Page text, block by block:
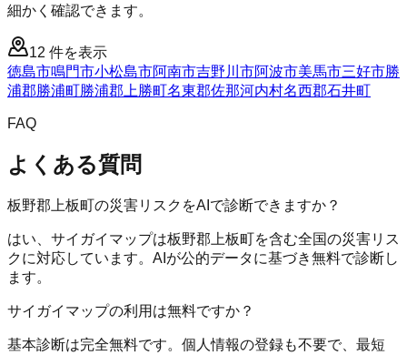
細かく確認できます。
12 件を表示
徳島市鳴門市小松島市阿南市吉野川市阿波市美馬市三好市勝
浦郡勝浦町勝浦郡上勝町名東郡佐那河内村名西郡石井町
FAQ
よくある質問
板野郡上板町の災害リスクをAIで診断できますか？
はい、サイガイマップは板野郡上板町を含む全国の災害リス
クに対応しています。AIが公的データに基づき無料で診断し
ます。
サイガイマップの利用は無料ですか？
基本診断は完全無料です。個人情報の登録も不要で、最短